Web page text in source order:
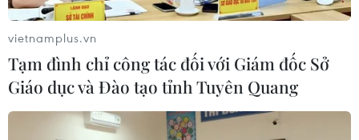
Vốn tín dụng chính sách: Đòn bẩy để
người dân thoát nghèo
01/10/2021 09:51
Tính đến đầu tháng 10/2021, tổng nguồn vốn tín dụng
chính sách đã đạt trên 255.000 tỷ đồng, trong đó, nguồn
vietnamplus.vn
Tạm đình chỉ công tác đối với Giám đốc Sở
Giáo dục và Đào tạo tỉnh Tuyên Quang